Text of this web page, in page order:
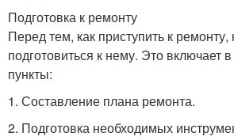
Подготовка к ремонту
Перед тем, как приступить к
подготовиться к нему. Это включает
пункты:
1. Составление плана ремонта.
2. Подготовка необходимых